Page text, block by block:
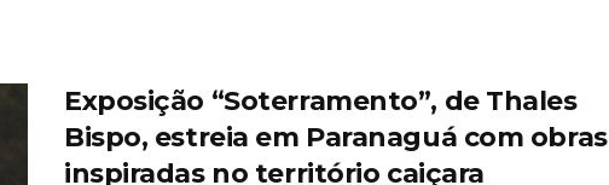
Exposição “Soterramento”, de Thales
Bispo, estreia em Paranaguá com obras
inspiradas no território caiçara